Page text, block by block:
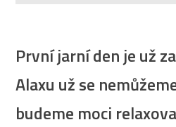
První jarní den je už
Alaxu už se
budeme moci